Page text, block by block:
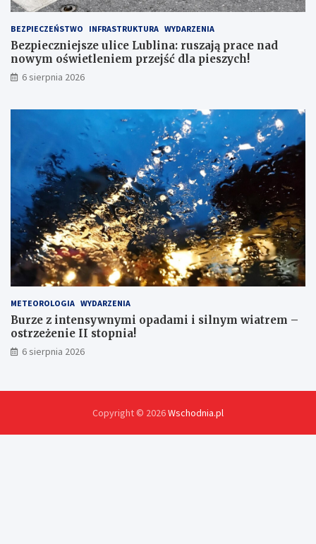
BEZPIECZEŃSTWO INFRASTRUKTURA WYDARZENIA
Bezpieczniejsze ulice Lublina: ruszają prace nad
nowym oświetleniem przejść dla pieszych!
6 sierpnia 2026
METEOROLOGIA WYDARZENIA
Burze z intensywnymi opadami i silnym wiatrem –
ostrzeżenie II stopnia!
6 sierpnia 2026
Copyright © 2026Wschodnia.pl